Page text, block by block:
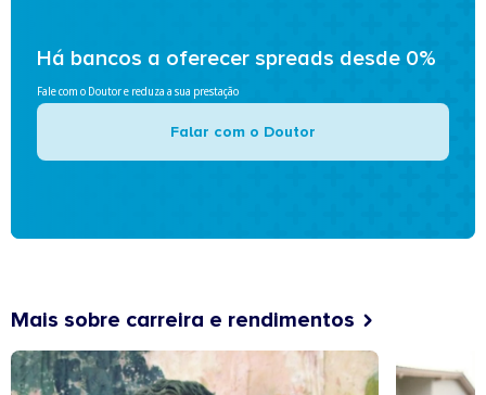
Há bancos a oferecer spreads desde 0%
Fale com o Doutor e reduza a sua prestação
Falar com o Doutor
Mais sobre carreira e rendimentos